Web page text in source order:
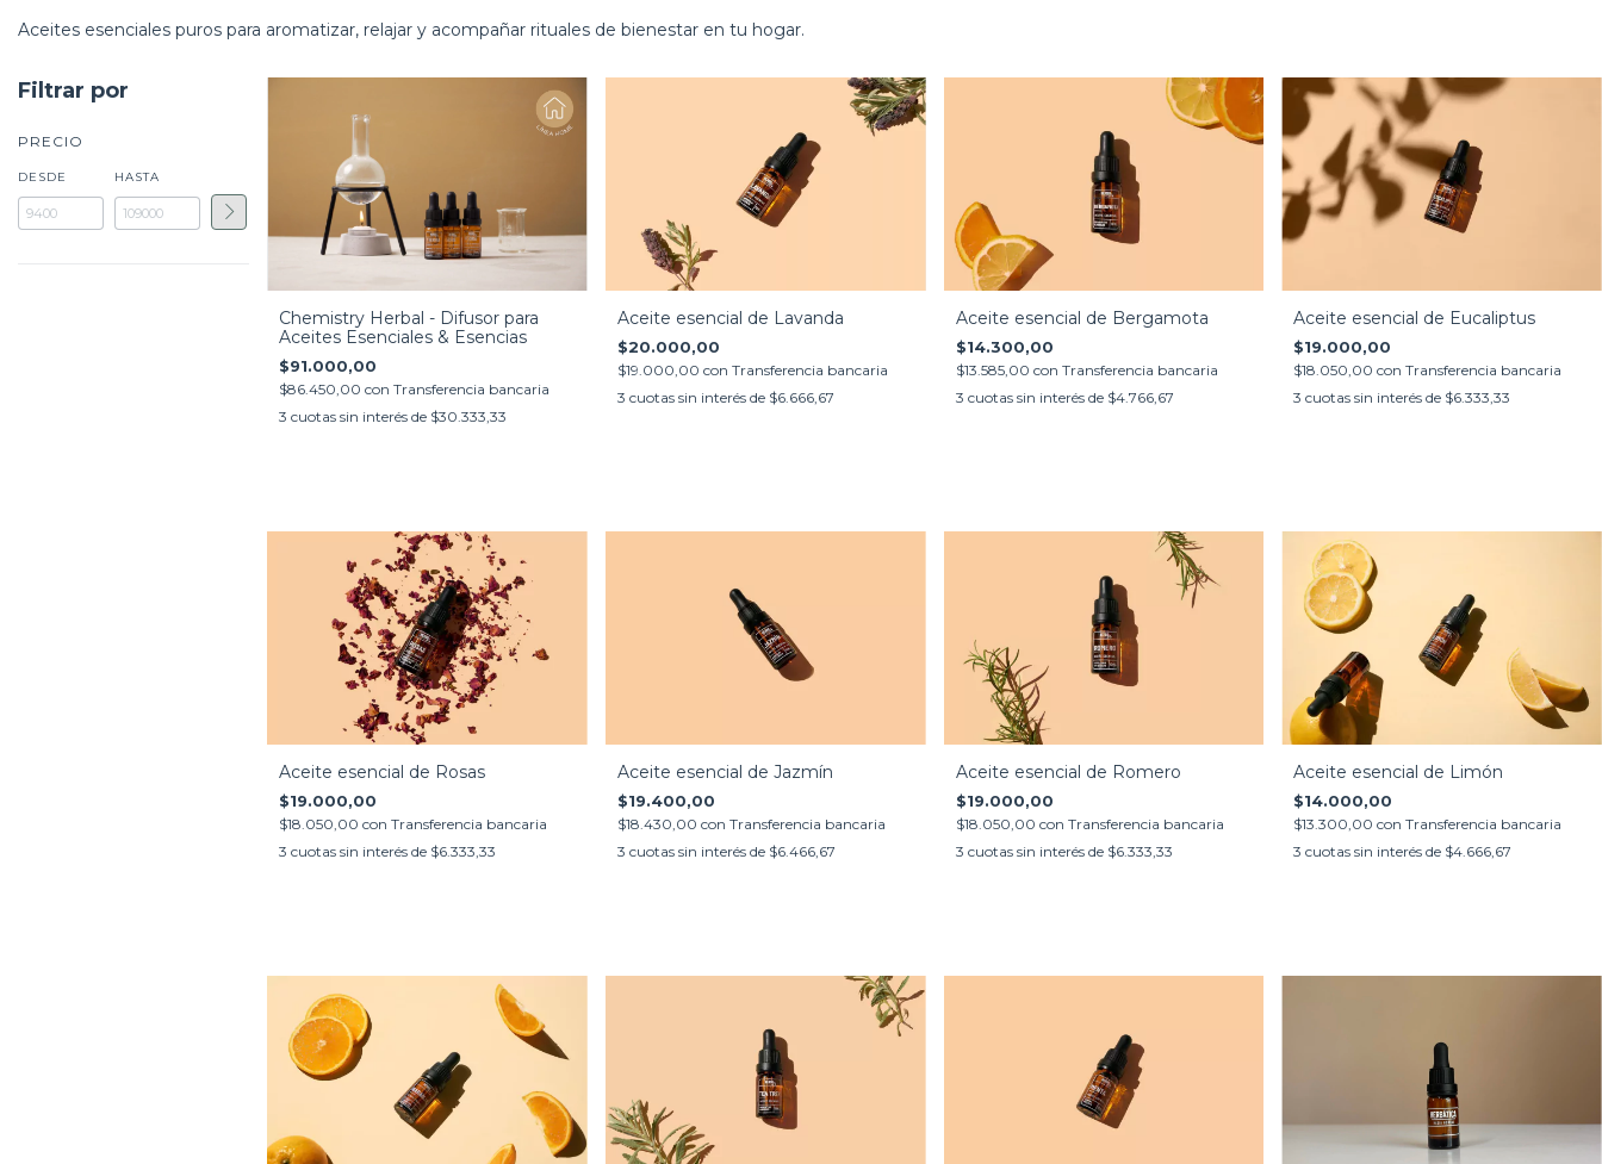
Aceites esenciales puros para aromatizar, relajar y acompañar rituales de bienestar en tu hogar.
Filtrar por
PRECIO
DESDE HASTA
Chemistry Herbal - Difusor para
Aceites Esenciales & Esencias
$91.000,00
$86.450,00 con Transferencia bancaria
3 cuotas sin interés de $30.333,33
Aceite esencial de Lavanda
$20.000,00
$19.000,00 con Transferencia bancaria
3 cuotas sin interés de $6.666,67
Aceite esencial de Bergamota
$14.300,00
$13.585,00 con Transferencia bancaria
3 cuotas sin interés de $4.766,67
Aceite esencial de Eucaliptus
$19.000,00
$18.050,00con Transferencia bancaria
3 cuotas sin interés de $6.333,33
Aceite esencial de Rosas
$19.000,00
$18.050,00 con Transferencia bancaria
3 cuotas sin interés de $6.333,33
Aceite esencial de Jazmín
$19.400,00
$18.430,00 con Transferencia bancaria
3 cuotas sin interés de $6.466,67
Aceite esencial de Romero
$19.000,00
$18.050,00 con Transferencia bancaria
3 cuotas sin interés de $6.333,33
Aceite esencial de Limón
$14.000,00
$13.300,00con Transferencia bancaria
3 cuotas sin interés de $4.666,67